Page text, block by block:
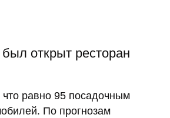
открыт ресторан
что равно 95 посадочным
По прогнозам